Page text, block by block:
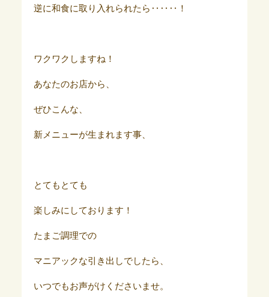
逆に和食に取り入れられたら‥‥‥！
ワクワクしますね！
あなたのお店から、
ぜひこんな、
新メニューが生まれます事、
とてもとても
楽しみにしております！
たまご調理での
マニアックな引き出しでしたら、
いつでもお声がけくださいませ。